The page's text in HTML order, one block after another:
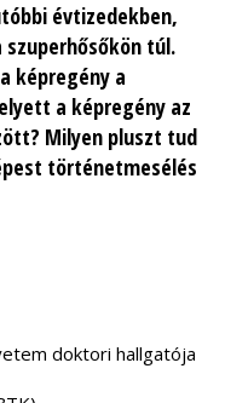
évtizedekben,
túl.
képregény a
a képregény az
Milyen pluszt tud
történetmesélés
doktori hallgatója